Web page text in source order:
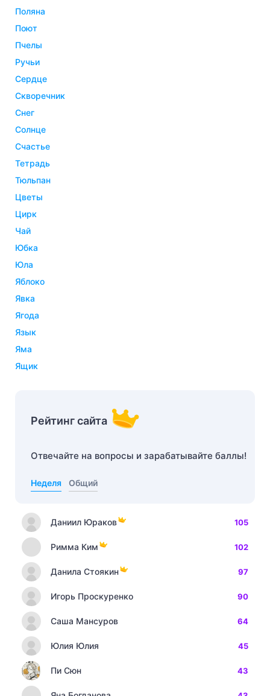
поляна
поют
пчелы
ручьи
сердце
скворечник
снег
солнце
счастье
тетрадь
тюльпан
цветы
цирк
чай
юбка
юла
яблоко
явка
ягода
язык
яма
ящик
Рейтинг сайта
Отвечайте на вопросы и зарабатывайте баллы!
Неделя Общий
Даниил Юраков 105
Римма Ким 102
Данила Стоякин 97
Игорь Проскуренко 90
Саша Мансуров 64
Юлия Юлия 45
Пи Сюн 43